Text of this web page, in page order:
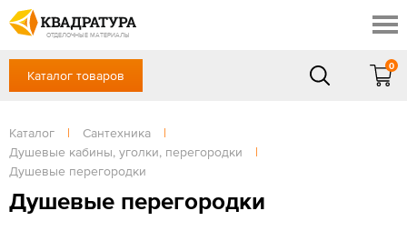
ОТДЕЛОЧНЫЕ МАТЕРИАЛЫ
Профи
Акции
Готовые решения
Доставка и оплата
Отзывы
+7 918 999 1656
Сб, Вс — выходной
ЗАКАЗАТЬ ЗВОНОК
Вход Регистрация
Каталог товаров
0
Каталог | Сантехника
|
Душевые кабины, уголки, перегородки
|
Душевые перегородки
Душевые перегородки